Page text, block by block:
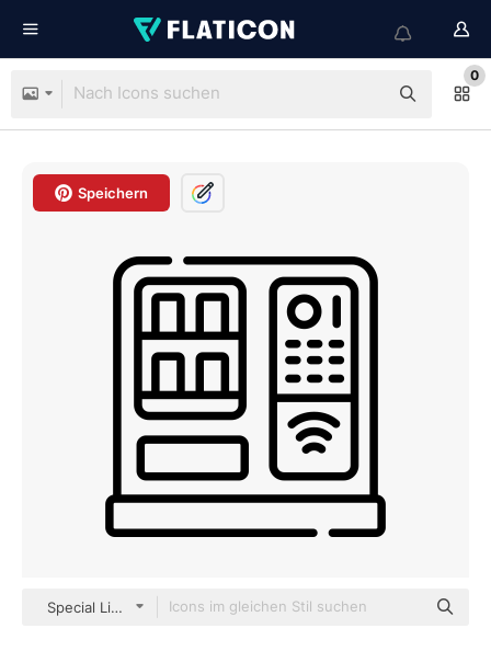
0
Speichern
Special Lineal